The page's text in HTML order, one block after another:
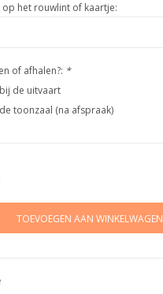
het rouwlint of kaartje:
of afhalen?: *
de uitvaart
toonzaal (na afspraak)
TOEVOEGEN AAN WINKELWAGEN